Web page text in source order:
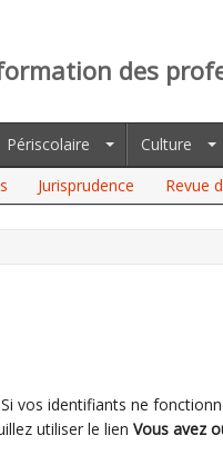
des
Périscolaire Culture
Jurisprudence Revue
vos identifiants ne
utiliser le lien Vous avez